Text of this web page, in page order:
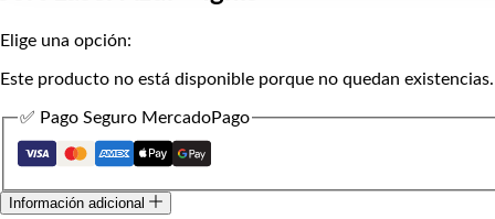
Elige una opción:
Este producto no está disponible porque no quedan existencias.
✅ Pago Seguro MercadoPago
Información adicional